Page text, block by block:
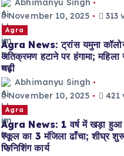
Abhimanyu Singh
November 10, 2025
313
Agra
Agra News: ट्रांस यमुना
अतिक्रमण हटाने पर हंगामा; महिला
चढ़ी
Abhimanyu Singh
November 10, 2025
421
Agra
Agra News: 1 वर्ष में खड़ा हुआ
स्कूल का 3 मंजिला ढाँचा; शीघ्र शुरू
फिनिशिंग कार्य